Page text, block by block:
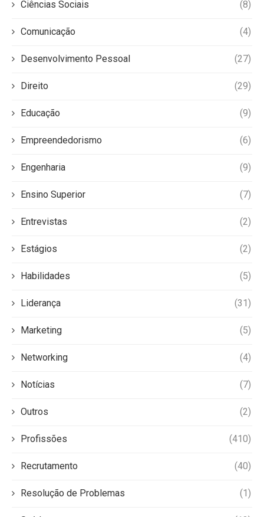
Ciências Sociais (8)
Comunicação (4)
Desenvolvimento Pessoal (27)
Direito (29)
Educação (9)
Empreendedorismo (6)
Engenharia (9)
Ensino Superior (7)
Entrevistas (2)
Estágios (2)
Habilidades (5)
Liderança (31)
Marketing (5)
Networking (4)
Notícias (7)
Outros (2)
Profissões (410)
Recrutamento (40)
Resolução de Problemas (1)